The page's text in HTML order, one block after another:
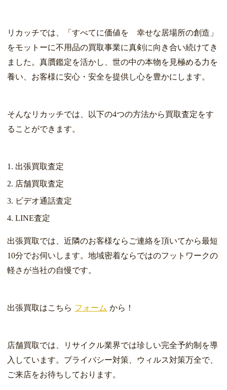
リカッチでは、「すべてに価値を 幸せな居場所の創造」
をモットーに不用品の買取事業に真剣に向き合い続けてき
ました。真贋鑑定を活かし、世の中の本物を見極める力を
養い、お客様に安心・安全を提供し心を豊かにします。
そんなリカッチでは、以下の4つの方法から買取査定をす
ることができます。
出張買取査定
店舗買取査定
ビデオ通話査定
LINE査定
出張買取では、近隣のお客様ならご連絡を頂いてから最短
10分でお伺いします。地域密着ならではのフットワークの
軽さが当社の自慢です。
出張買取はこちら フォーム から！
店舗買取では、リサイクル業界では珍しい完全予約制を導
入しています。プライバシー対策、ウィルス対策万全で、
ご来店をお待ちしております。